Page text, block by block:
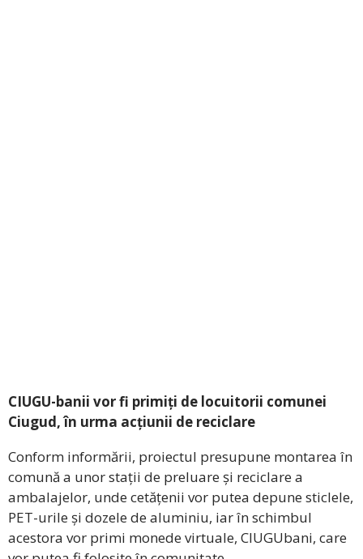
CIUGU-banii vor fi primiți de locuitorii comunei
Ciugud, în urma acțiunii de reciclare
Conform informării, proiectul presupune montarea în
comună a unor stații de preluare și reciclare a
ambalajelor, unde cetățenii vor putea depune sticlele,
PET-urile și dozele de aluminiu, iar în schimbul
acestora vor primi monede virtuale, CIUGUbani, care